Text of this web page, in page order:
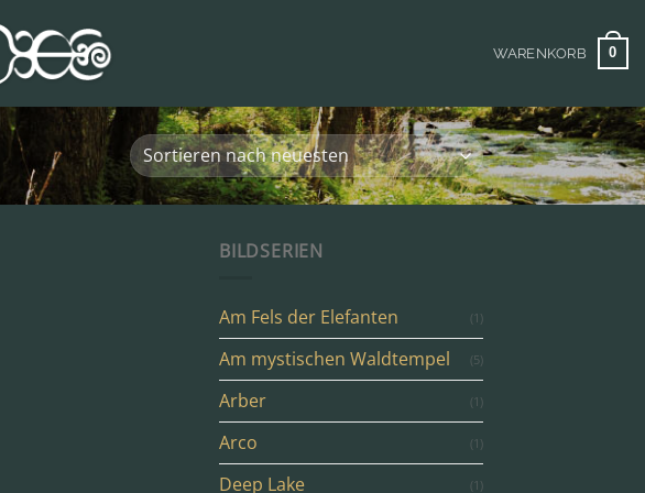
WARENKORB 0
BILDSERIEN
Am Fels der Elefanten (1)
Am mystischen Waldtempel (5)
Arber (1)
Arco (1)
Deep Lake (1)